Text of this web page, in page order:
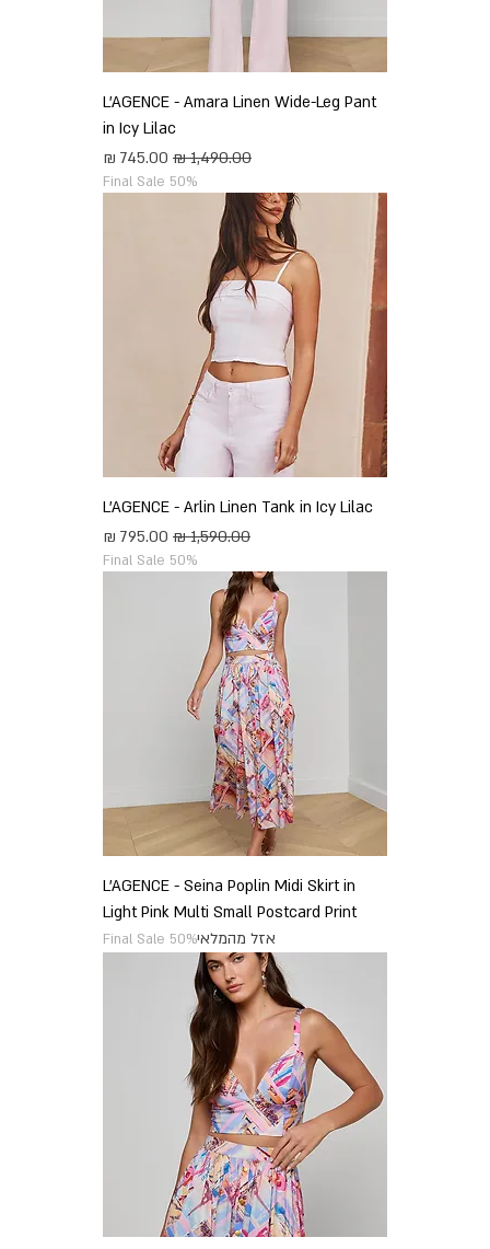
L'AGENCE - Amara Linen Wide-Leg Pant
in Icy Lilac
מחיר רגיל
מחיר מבצע
Final Sale 50%
L'AGENCE - Arlin Linen Tank in Icy Lilac
מחיר רגיל
מחיר מבצע
Final Sale 50%
L'AGENCE - Seina Poplin Midi Skirt in
Light Pink Multi Small Postcard Print
אזל מהמלאיFinal Sale 50%